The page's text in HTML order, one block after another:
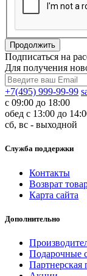
Продолжить
Подписаться на
Для получения
+7(495) 999-99-99
с 09:00 до 18:00
обед с 13:00 до
сб, вс - выходной
Служба поддержки
Контакты
Возврат
Карта сайта
Дополнительно
Подарочные
Партнерская